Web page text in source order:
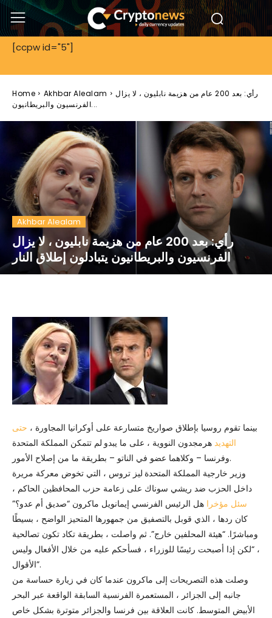
[ccpw id="5"]
Home Akhbar Alealam
رأي: بعد 200 عام من هزيمة نابليون ، لا يزال
الفرنسيون والبريطانيون...
Akhbar Alealam
رأي: بعد 200 عام من هزيمة نابليون ، لا يزال
الفرنسيون والبريطانيون يتبادلون إطلاق النار
بينما تقوم روسيا بإطلاق صواريخ متسارعة على أوكرانيا المجاورة ، حتى
التهديد هرمجدون النووية ، على ما يبدو لم تتمكن المملكة المتحدة
وفرنسا – وكلاهما عضو في الناتو – بطريقة ما من إصلاح الأمور.
وزير خارجية المملكة المتحدة ليز تروس ، التي تخوض معركة مريرة
داخل الحزب ضد ريشي سوناك على زعامة حزب المحافظين الحاكم ،
سئل مؤخرا هل الرئيس الفرنسي إيمانويل ماكرون “صديق أم عدو؟”
كان ردها ، الذي قوبل بالتصفيق من جمهورها المتحيز الواضح ، بسيطًا
ومباشرًا. “هيئة المحلفين خارج”. ثم واصلت ، بطريقة تكاد تكون تصالحية
، “لكن إذا أصبحت رئيسًا للوزراء ، فسأحكم عليه من خلال الأفعال وليس
الأقوال”.
وصلت هذه التصريحات إلى ماكرون عندما كان في زيارة حساسة من
جانبه إلى الجزائر ، المستعمرة الفرنسية السابقة الواقعة عبر البحر
الأبيض المتوسط. كانت العلاقة بين فرنسا والجزائر متوترة بشكل خاص